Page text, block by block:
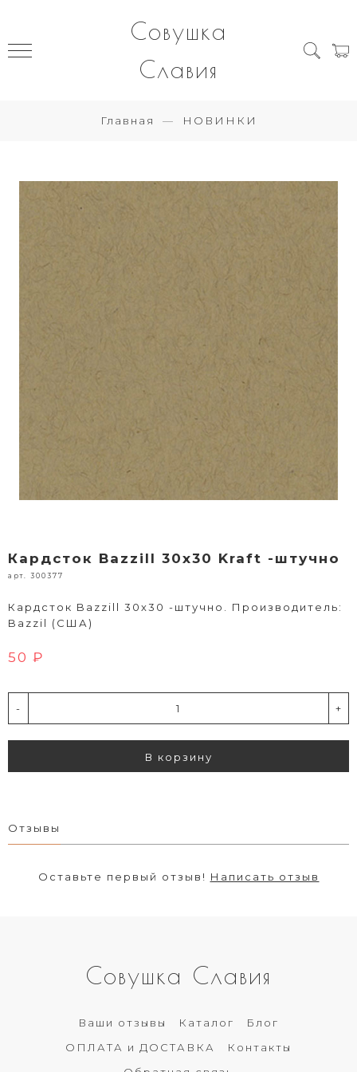
Совушка
Славия
Главная НОВИНКИ
Кардсток Bazzill 30х30 Kraft -штучно
арт. 300377
Кардсток Bazzill 30х30 -штучно. Производитель:
Bazzil (США)
50 ₽
- +
В корзину
Отзывы
Оставьте первый отзыв! Написать отзыв
Совушка Славия
Ваши отзывы Каталог
Блог
ОПЛАТА и ДОСТАВКА
Контакты